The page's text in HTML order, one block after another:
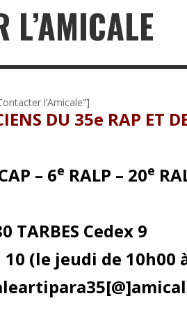
L’AMICALE
l’Amicale”]
DU 35e RAP ET
– 6e RALP – 20e
TARBES Cedex 9
10 (le jeudi de 10h00